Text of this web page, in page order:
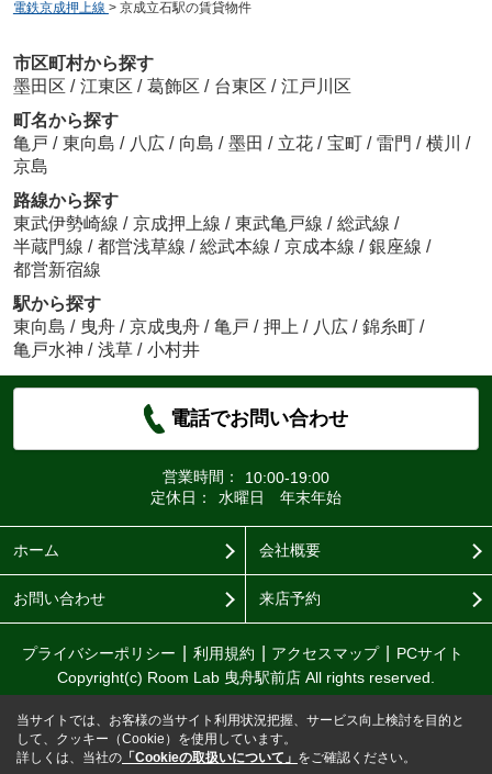
電鉄京成押上線 > 京成立石駅の賃貸物件
市区町村から探す
墨田区 / 江東区 / 葛飾区 / 台東区 / 江戸川区
町名から探す
亀戸 / 東向島 / 八広 / 向島 / 墨田 / 立花 / 宝町 / 雷門 / 横川 /
京島
路線から探す
東武伊勢崎線 / 京成押上線 / 東武亀戸線 / 総武線 /
半蔵門線 / 都営浅草線 / 総武本線 / 京成本線 / 銀座線 /
都営新宿線
駅から探す
東向島 / 曳舟 / 京成曳舟 / 亀戸 / 押上 / 八広 / 錦糸町 /
亀戸水神 / 浅草 / 小村井
電話でお問い合わせ
営業時間：
10:00-19:00
定休日：
水曜日 年末年始
ホーム 会社概要
お問い合わせ 来店予約
プライバシーポリシー 利用規約 アクセスマップ
PCサイト
Copyright(c) Room Lab 曳舟駅前店 All rights reserved.
当サイトでは、お客様の当サイト利用状況把握、サービス向上検討を目的と
して、クッキー（Cookie）を使用しています。
詳しくは、当社の 「Cookieの取扱いについて」 をご確認ください。